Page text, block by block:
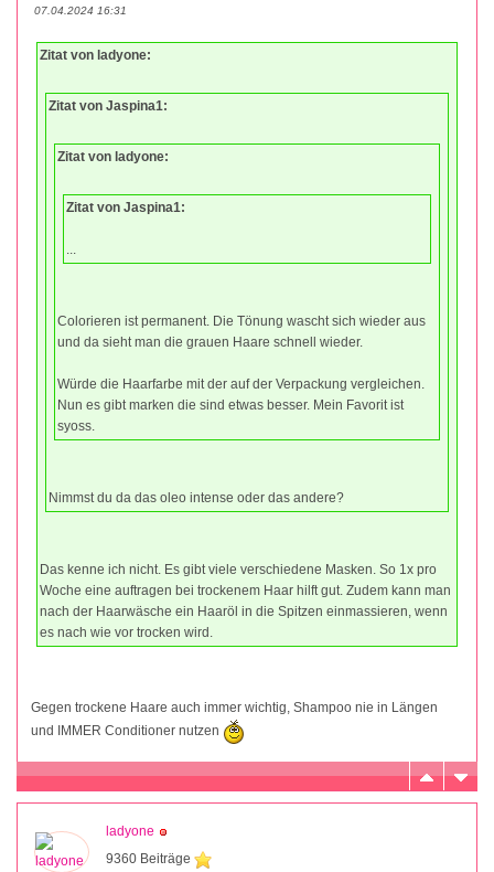
07.04.2024 16:31
Zitat von ladyone:
Zitat von Jaspina1:
Zitat von ladyone:
Zitat von Jaspina1:
...
Colorieren ist permanent. Die Tönung wascht sich wieder aus
und da sieht man die grauen Haare schnell wieder.
Würde die Haarfarbe mit der auf der Verpackung vergleichen.
Nun es gibt marken die sind etwas besser. Mein Favorit ist
syoss.
Nimmst du da das oleo intense oder das andere?
Das kenne ich nicht. Es gibt viele verschiedene Masken. So 1x pro
Woche eine auftragen bei trockenem Haar hilft gut. Zudem kann man
nach der Haarwäsche ein Haaröl in die Spitzen einmassieren, wenn
es nach wie vor trocken wird.
Gegen trockene Haare auch immer wichtig, Shampoo nie in Längen
und IMMER Conditioner nutzen
ladyone
9360 Beiträge